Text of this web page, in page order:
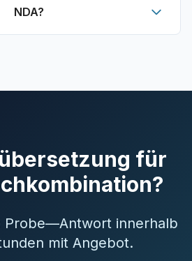
NDA?
für
Probe—Antwort innerhalb
mit Angebot.